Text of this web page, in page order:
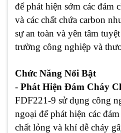
để phát hiện sớm các đám
và các chất chứa carbon
sự an toàn và yên tâm
trường công nghiệp và
Chức Năng Nổi Bật
- Phát Hiện Đám Cháy
FDF221-9 sử dụng công
ngoại để phát hiện các
chất lỏng và khí dễ cháy